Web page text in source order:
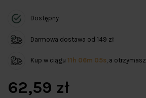
Dostępny
Darmowa dostawa od 149 zł
Kup w ciągu 11h 06m 05s, a otrzymasz
62,59 zł